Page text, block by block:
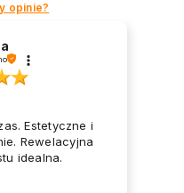
opinie?
Estetyczne i
Rewelacyjna
idealna.